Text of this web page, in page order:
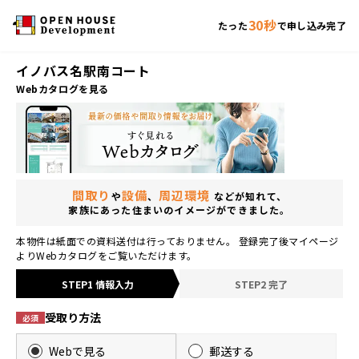
たった30秒で申し込み完了
イノバス名駅南コート
Webカタログを見る
間取り や設備、 周辺環境 などが知れて、
家族にあった住まいのイメージができました。
本物件は紙面での資料送付は行っておりません。 登録完了後マイページ
よりWebカタログをご覧いただけます。
STEP1 情報入力 STEP2 完了
必須 受取り方法
Webで見る 郵送する